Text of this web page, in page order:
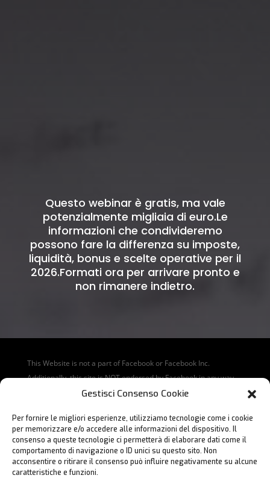
Gestisci Consenso Cookie
Per fornire le migliori esperienze, utilizziamo tecnologie come i cookie
per memorizzare e/o accedere alle informazioni del dispositivo. Il
consenso a queste tecnologie ci permetterà di elaborare dati come il
comportamento di navigazione o ID unici su questo sito. Non
acconsentire o ritirare il consenso può influire negativamente su alcune
caratteristiche e funzioni.
Questo webinar è gratis, ma vale
potenzialmente migliaia di euro.Le
informazioni che condivideremo
possono fare la differenza su imposte,
liquidità, bonus e scelte operative per il
2026.Formati ora per arrivare pronto e
non rimanere indietro.
This Website is not a part of Facebook or Facebook Inc.
Additionally, this site is NOT endorsed by Facebook in any way.
Facebook is a trademark of Facebook Inc.
Disclaimer: The products and services sold on this web site are
not to be interpreted as a promise or guarantee of earnings.
Questo sito non fa parte di Facebook o Facebook Inc. Inoltre,
questo sito NON è approvato da Facebook in alcun modo.
Facebook è un marchio registrato di Facebook, Inc.